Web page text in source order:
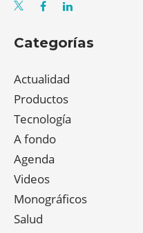
Categorías
Actualidad
Productos
Tecnología
A fondo
Agenda
Videos
Monográficos
Salud